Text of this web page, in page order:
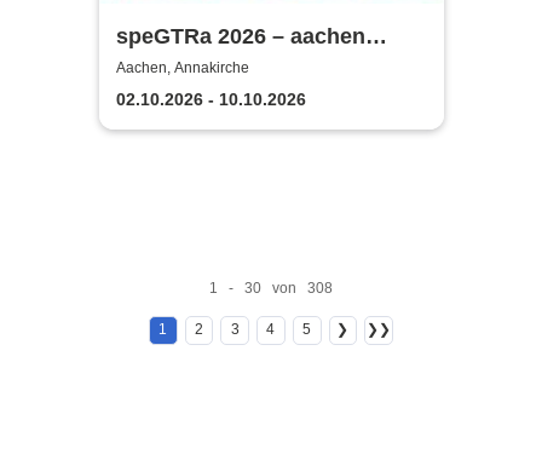
speGTRa 2026 – aachen
guitar festival SONIC
SPECTRUM
Aachen, Annakirche
02.10.2026 - 10.10.2026
1 - 30 von 308
1 2 3 4 5 ❯ ❯❯